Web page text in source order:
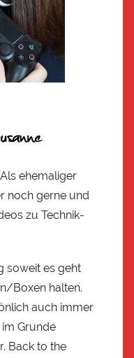
ehemaliger
noch gerne und
zu Technik-
soweit es geht
Boxen halten.
auch immer
Grunde
Back to the